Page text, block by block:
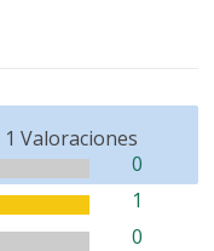
0
1
0
1 Valoraciones